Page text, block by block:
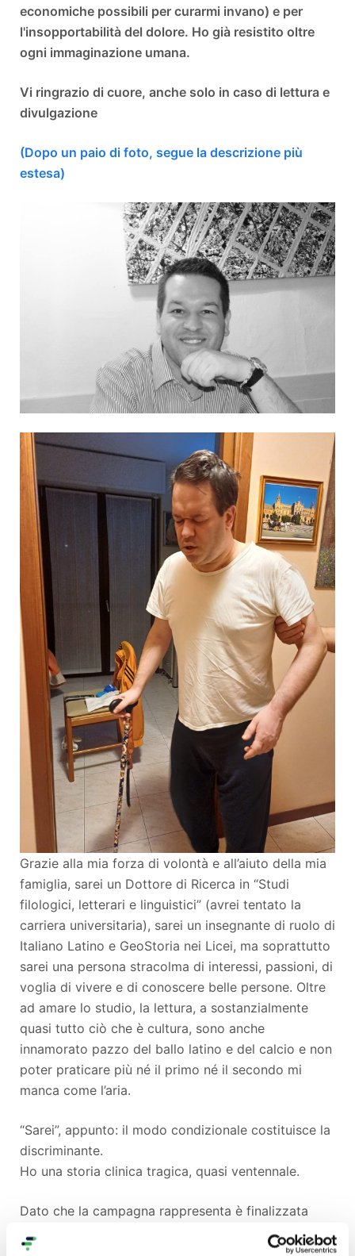
economiche possibili per curarmi invano) e per
l'insopportabilità del dolore. Ho già resistito oltre
ogni immaginazione umana.
Vi ringrazio di cuore, anche solo in caso di lettura e
divulgazione
(Dopo un paio di foto, segue la descrizione più
estesa)
Grazie alla mia forza di volontà e all’aiuto della mia
famiglia, sarei un Dottore di Ricerca in “Studi
filologici, letterari e linguistici” (avrei tentato la
carriera universitaria), sarei un insegnante di ruolo di
Italiano Latino e GeoStoria nei Licei, ma soprattutto
sarei una persona stracolma di interessi, passioni, di
voglia di vivere e di conoscere belle persone. Oltre
ad amare lo studio, la lettura, a sostanzialmente
quasi tutto ciò che è cultura, sono anche
innamorato pazzo del ballo latino e del calcio e non
poter praticare più né il primo né il secondo mi
manca come l’aria.
“Sarei”, appunto: il modo condizionale costituisce la
discriminante.
Ho una storia clinica tragica, quasi ventennale.
Dato che la campagna rappresenta è finalizzata
anzitutto a richiede un aiuto economico (se poi
qualcuno conoscesse una cura quasi certa – dopo